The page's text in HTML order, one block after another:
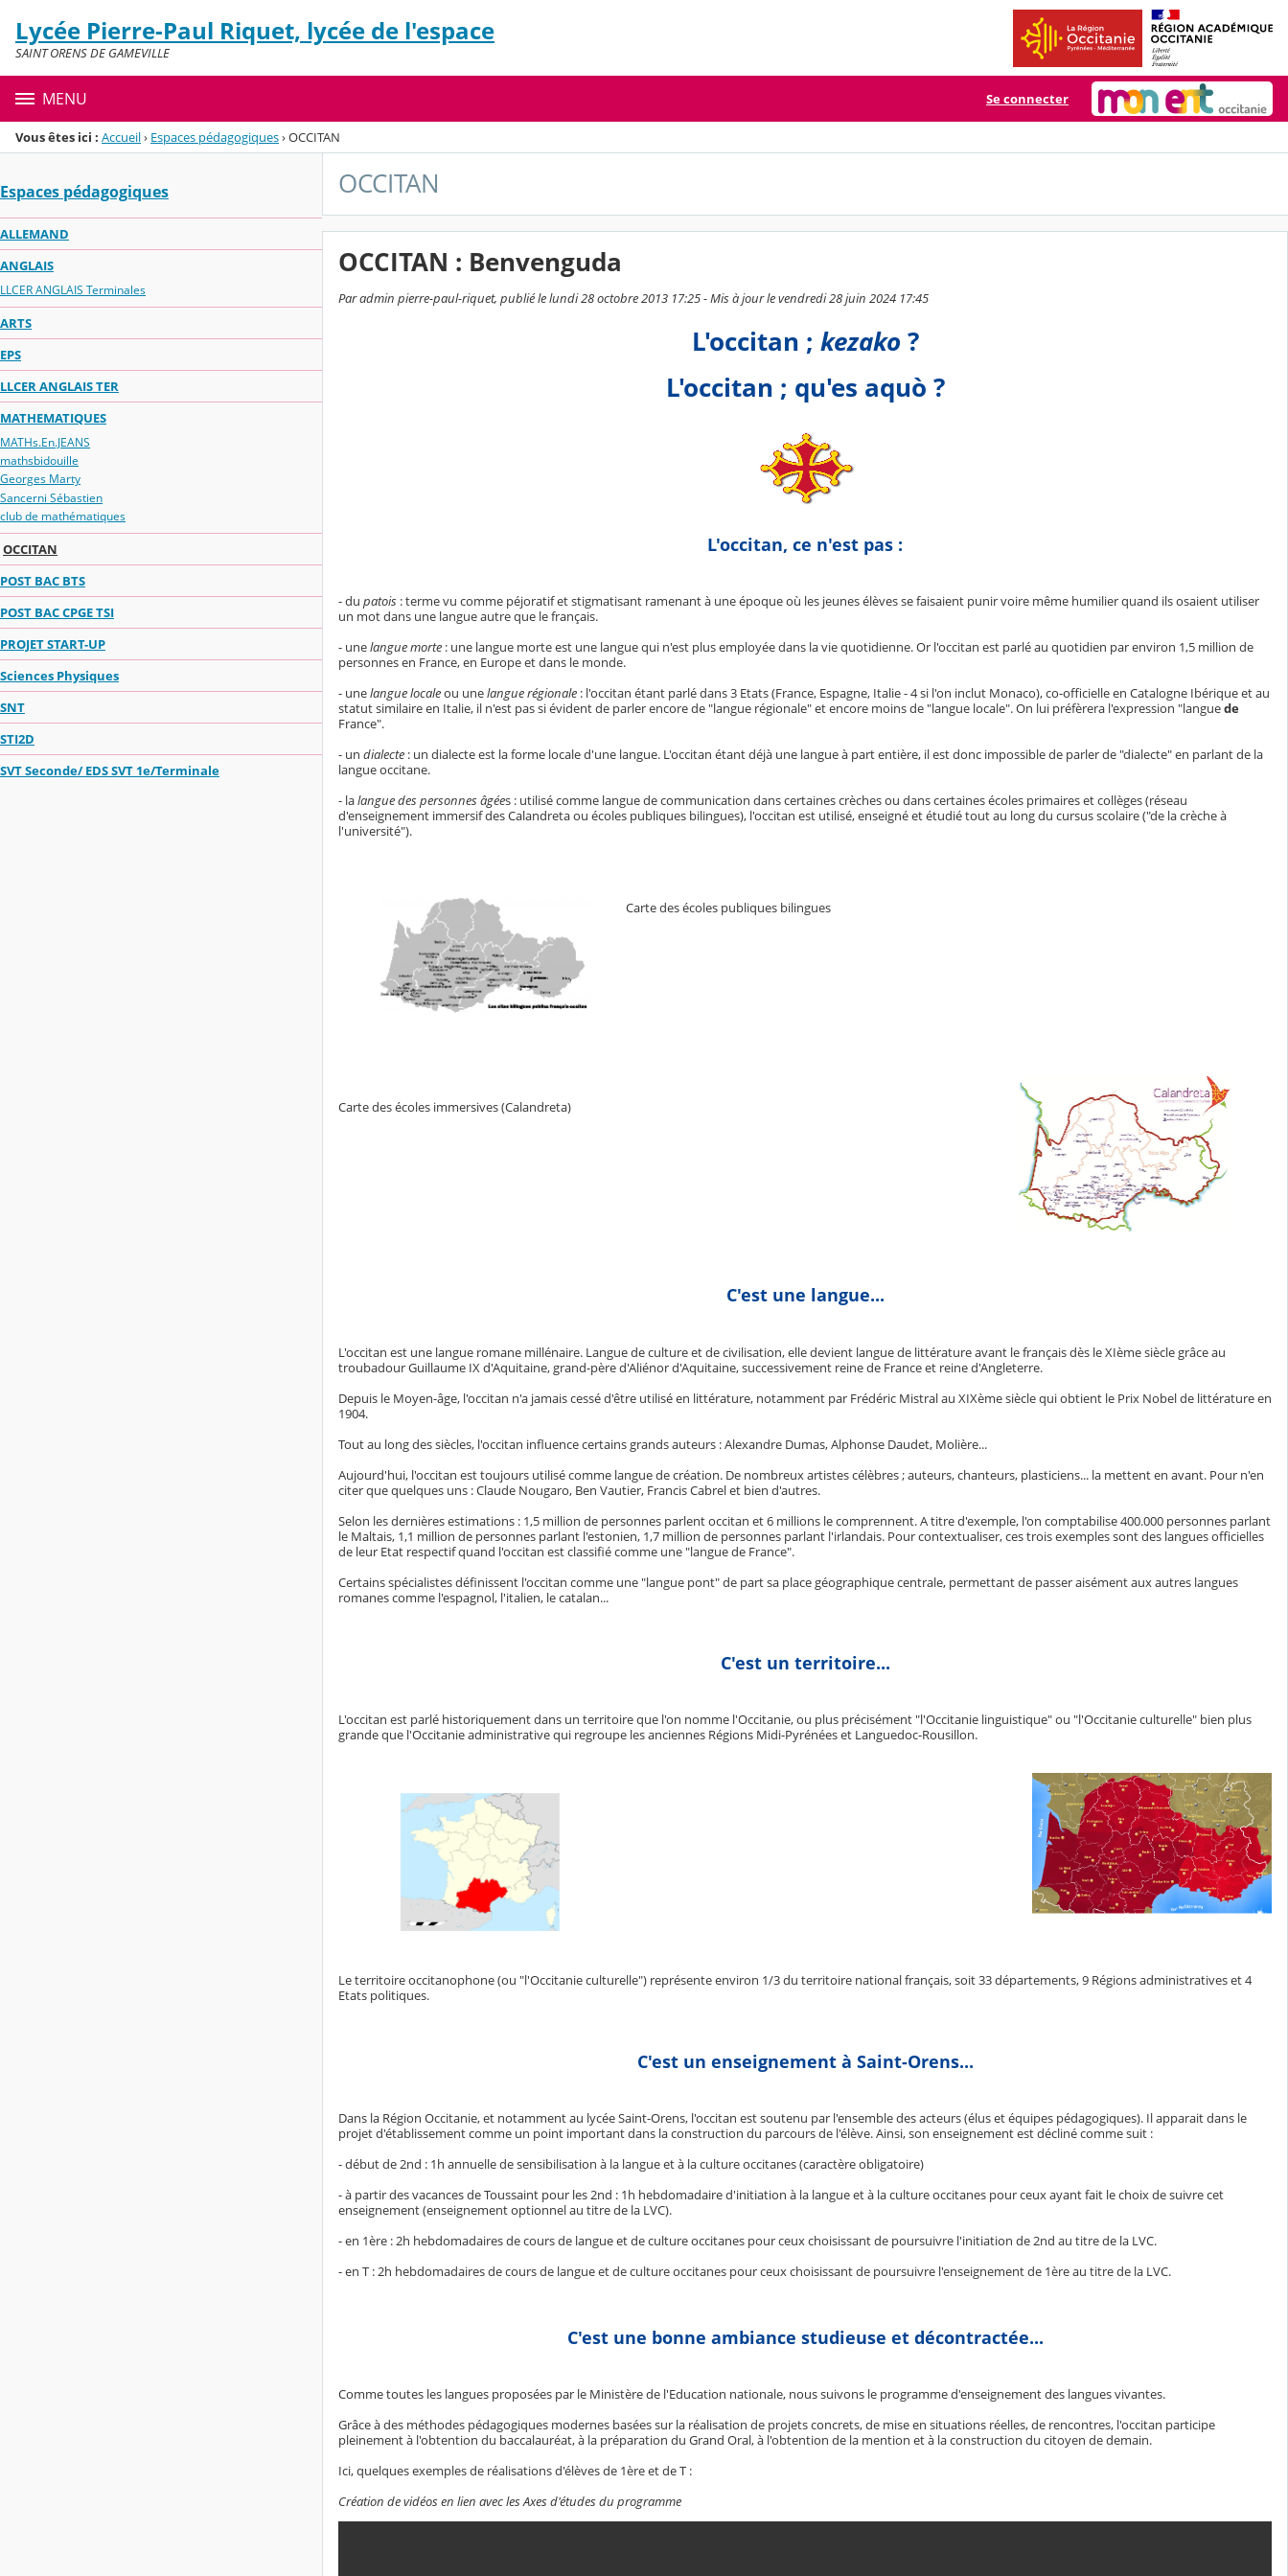
Menu de la rubrique
Contenu
Lycée Pierre-Paul Riquet, lycée de l'espace
SAINT ORENS DE GAMEVILLE
MENU Se connecter
Vous êtes ici : Accueil› Espaces pédagogiques›OCCITAN
Espaces pédagogiques
ALLEMAND
ANGLAIS
LLCER ANGLAIS Terminales
ARTS
EPS
LLCER ANGLAIS TER
MATHEMATIQUES
MATHs.En.JEANS
mathsbidouille
Georges Marty
Sancerni Sébastien
club de mathématiques
OCCITAN
POST BAC BTS
POST BAC CPGE TSI
PROJET START-UP
Sciences Physiques
SNT
STI2D
SVT Seconde/ EDS SVT 1e/Terminale
OCCITAN
OCCITAN : Benvenguda
Par admin pierre-paul-riquet, publié le lundi 28 octobre 2013 17:25 - Mis à jour le vendredi 28 juin 2024 17:45
L'occitan ; kezako ?
L'occitan ; qu'es aquò ?
L'occitan, ce n'est pas :
- du patois : terme vu comme péjoratif et stigmatisant ramenant à une époque où les jeunes élèves se faisaient punir voire même humilier quand ils osaient utiliser
un mot dans une langue autre que le français.
- unelangue morte : une langue morte est une langue qui n'est plus employée dans la vie quotidienne. Or l'occitan est parlé au quotidien par environ 1,5 million de
personnes en France, en Europe et dans le monde.
- unelangue localeou unelangue régionale : l'occitan étant parlé dans 3 Etats (France, Espagne, Italie - 4 si l'on inclut Monaco), co-officielle en Catalogne Ibérique et au
statut similaire en Italie, il n'est pas si évident de parler encore de "langue régionale" et encore moins de "langue locale". On lui préfèrera l'expression "languede
France".
- un dialecte : un dialecte est la forme locale d'une langue. L'occitan étant déjà une langue à part entière, il est donc impossible de parler de "dialecte" en parlant de la
langue occitane.
- lalangue des personnes âgées : utilisé comme langue de communication dans certaines crèches ou dans certaines écoles primaires et collèges (réseau
d'enseignement immersif des Calandreta ou écoles publiques bilingues), l'occitan est utilisé, enseigné et étudié tout au long du cursus scolaire ("de la crèche à
l'université").
Carte des écoles publiques bilingues
Carte des écoles immersives (Calandreta)
C'est une langue...
L'occitan est une langue romane millénaire. Langue de culture et de civilisation, elle devient langue de littérature avant le français dès le XIème siècle grâce au
troubadour Guillaume IX d'Aquitaine, grand-père d'Aliénor d'Aquitaine, successivement reine de France et reine d'Angleterre.
Depuis le Moyen-âge, l'occitan n'a jamais cessé d'être utilisé en littérature, notamment par Frédéric Mistral au XIXème siècle qui obtient le Prix Nobel de littérature en
1904.
Tout au long des siècles, l'occitan influence certains grands auteurs : Alexandre Dumas, Alphonse Daudet, Molière...
Aujourd'hui, l'occitan est toujours utilisé comme langue de création. De nombreux artistes célèbres ; auteurs, chanteurs, plasticiens... la mettent en avant. Pour n'en
citer que quelques uns : Claude Nougaro, Ben Vautier, Francis Cabrel et bien d'autres.
Selon les dernières estimations : 1,5 million de personnes parlent occitan et 6 millions le comprennent. A titre d'exemple, l'on comptabilise 400.000 personnes parlant
le Maltais, 1,1 million de personnes parlant l'estonien, 1,7 million de personnes parlant l'irlandais. Pour contextualiser, ces trois exemples sont des langues officielles
de leur Etat respectif quand l'occitan est classifié comme une "langue de France".
Certains spécialistes définissent l'occitan comme une "langue pont" de part sa place géographique centrale, permettant de passer aisément aux autres langues
romanes comme l'espagnol, l'italien, le catalan...
C'est un territoire...
L'occitan est parlé historiquement dans un territoire que l'on nomme l'Occitanie, ou plus précisément "l'Occitanie linguistique" ou "l'Occitanie culturelle" bien plus
grande que l'Occitanie administrative qui regroupe les anciennes Régions Midi-Pyrénées et Languedoc-Rousillon.
Le territoire occitanophone (ou "l'Occitanie culturelle") représente environ 1/3 du territoire national français, soit 33 départements, 9 Régions administratives et 4
Etats politiques.
C'est un enseignement à Saint-Orens...
Dans la Région Occitanie, et notamment au lycée Saint-Orens, l'occitan est soutenu par l'ensemble des acteurs (élus et équipes pédagogiques). Il apparait dans le
projet d'établissement comme un point important dans la construction du parcours de l'élève. Ainsi, son enseignement est décliné comme suit :
- début de 2nd : 1h annuelle de sensibilisation à la langue et à la culture occitanes (caractère obligatoire)
- à partir des vacances de Toussaint pour les 2nd : 1h hebdomadaire d'initiation à la langue et à la culture occitanes pour ceux ayant fait le choix de suivre cet
enseignement (enseignement optionnel au titre de la LVC).
- en 1ère : 2h hebdomadaires de cours de langue et de culture occitanes pour ceux choisissant de poursuivre l'initiation de 2nd au titre de la LVC.
- en T : 2h hebdomadaires de cours de langue et de culture occitanes pour ceux choisissant de poursuivre l'enseignement de 1ère au titre de la LVC.
C'est une bonne ambiance studieuse et décontractée...
Comme toutes les langues proposées par le Ministère de l'Education nationale, nous suivons le programme d'enseignement des langues vivantes.
Grâce à des méthodes pédagogiques modernes basées sur la réalisation de projets concrets, de mise en situations réelles, de rencontres, l'occitan participe
pleinement à l'obtention du baccalauréat, à la préparation du Grand Oral, à l'obtention de la mention et à la construction du citoyen de demain.
Ici, quelques exemples de réalisations d'élèves de 1ère et de T :
Création de vidéos en lien avec les Axes d'études du programme